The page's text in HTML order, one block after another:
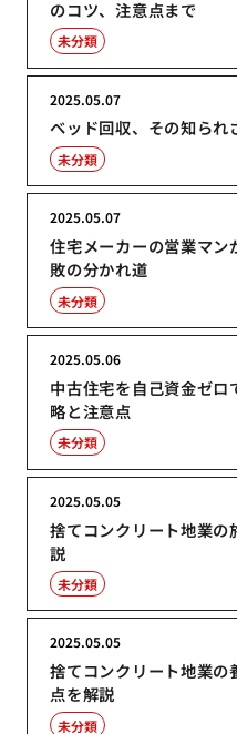
のコツ、注意点まで
未分類
ベッド回収、その知ら
2025.05.07
未分類
住宅メーカーの営業マ
敗の分かれ道
2025.05.07
未分類
中古住宅を自己資金ゼ
略と注意点
2025.05.06
未分類
捨てコンクリート地業
説
2025.05.05
未分類
捨てコンクリート地業
点を解説
2025.05.05
未分類